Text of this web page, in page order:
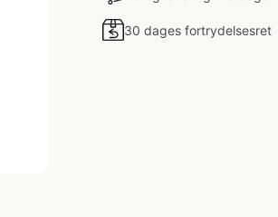
30 dages fortrydelsesret